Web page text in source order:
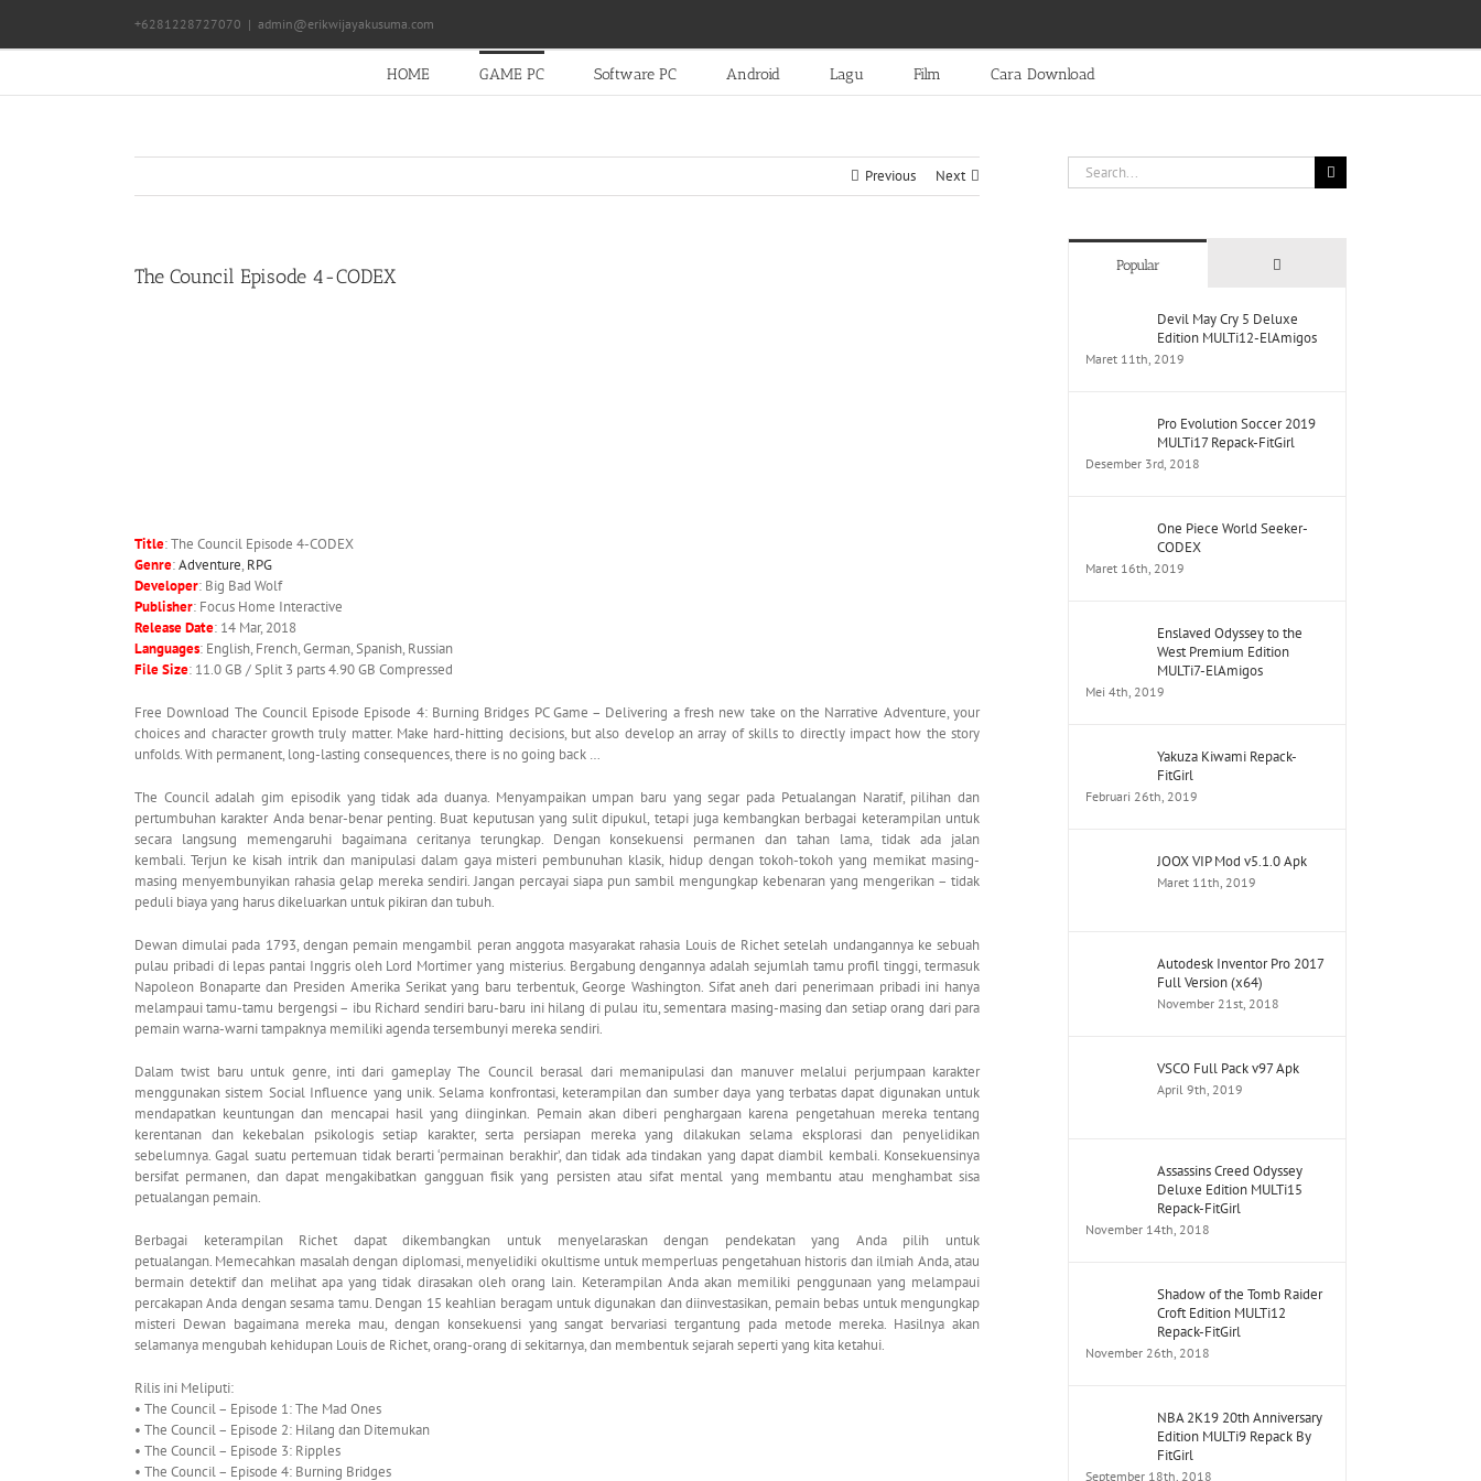
content
+6281228727070 | admin@erikwijayakusuma.com
HOME GAME PC Software PC Android Lagu Film Cara Download
Previous Next
The Council Episode 4-CODEX
Title: The Council Episode 4-CODEX
Genre:Adventure, RPG
Developer: Big Bad Wolf
Publisher: Focus Home Interactive
Release Date: 14 Mar, 2018
Languages: English, French, German, Spanish, Russian
File Size: 11.0 GB / Split 3 parts 4.90 GB Compressed
Free Download The Council Episode Episode 4: Burning Bridges PC Game – Delivering a fresh new take on the Narrative Adventure, your
choices and character growth truly matter. Make hard-hitting decisions, but also develop an array of skills to directly impact how the story
unfolds. With permanent, long-lasting consequences, there is no going back …
The Council adalah gim episodik yang tidak ada duanya. Menyampaikan umpan baru yang segar pada Petualangan Naratif, pilihan dan
pertumbuhan karakter Anda benar-benar penting. Buat keputusan yang sulit dipukul, tetapi juga kembangkan berbagai keterampilan untuk
secara langsung memengaruhi bagaimana ceritanya terungkap. Dengan konsekuensi permanen dan tahan lama, tidak ada jalan
kembali. Terjun ke kisah intrik dan manipulasi dalam gaya misteri pembunuhan klasik, hidup dengan tokoh-tokoh yang memikat masing-
masing menyembunyikan rahasia gelap mereka sendiri. Jangan percayai siapa pun sambil mengungkap kebenaran yang mengerikan – tidak
peduli biaya yang harus dikeluarkan untuk pikiran dan tubuh.
Dewan dimulai pada 1793, dengan pemain mengambil peran anggota masyarakat rahasia Louis de Richet setelah undangannya ke sebuah
pulau pribadi di lepas pantai Inggris oleh Lord Mortimer yang misterius. Bergabung dengannya adalah sejumlah tamu profil tinggi, termasuk
Napoleon Bonaparte dan Presiden Amerika Serikat yang baru terbentuk, George Washington. Sifat aneh dari penerimaan pribadi ini hanya
melampaui tamu-tamu bergengsi – ibu Richard sendiri baru-baru ini hilang di pulau itu, sementara masing-masing dan setiap orang dari para
pemain warna-warni tampaknya memiliki agenda tersembunyi mereka sendiri.
Dalam twist baru untuk genre, inti dari gameplay The Council berasal dari memanipulasi dan manuver melalui perjumpaan karakter
menggunakan sistem Social Influence yang unik. Selama konfrontasi, keterampilan dan sumber daya yang terbatas dapat digunakan untuk
mendapatkan keuntungan dan mencapai hasil yang diinginkan. Pemain akan diberi penghargaan karena pengetahuan mereka tentang
kerentanan dan kekebalan psikologis setiap karakter, serta persiapan mereka yang dilakukan selama eksplorasi dan penyelidikan
sebelumnya. Gagal suatu pertemuan tidak berarti ‘permainan berakhir’, dan tidak ada tindakan yang dapat diambil kembali. Konsekuensinya
bersifat permanen, dan dapat mengakibatkan gangguan fisik yang persisten atau sifat mental yang membantu atau menghambat sisa
petualangan pemain.
Berbagai keterampilan Richet dapat dikembangkan untuk menyelaraskan dengan pendekatan yang Anda pilih untuk
petualangan. Memecahkan masalah dengan diplomasi, menyelidiki okultisme untuk memperluas pengetahuan historis dan ilmiah Anda, atau
bermain detektif dan melihat apa yang tidak dirasakan oleh orang lain. Keterampilan Anda akan memiliki penggunaan yang melampaui
percakapan Anda dengan sesama tamu. Dengan 15 keahlian beragam untuk digunakan dan diinvestasikan, pemain bebas untuk mengungkap
misteri Dewan bagaimana mereka mau, dengan konsekuensi yang sangat bervariasi tergantung pada metode mereka. Hasilnya akan
selamanya mengubah kehidupan Louis de Richet, orang-orang di sekitarnya, dan membentuk sejarah seperti yang kita ketahui.
Rilis ini Meliputi:
• The Council – Episode 1: The Mad Ones
• The Council – Episode 2: Hilang dan Ditemukan
• The Council – Episode 3: Ripples
• The Council – Episode 4: Burning Bridges
Search
for:
Popular Comments
Devil May Cry 5 Deluxe
Edition MULTi12-ElAmigos
Maret 11th, 2019
Pro Evolution Soccer 2019
MULTi17 Repack-FitGirl
Desember 3rd, 2018
One Piece World Seeker-
CODEX
Maret 16th, 2019
Enslaved Odyssey to the
West Premium Edition
MULTi7-ElAmigos
Mei 4th, 2019
Yakuza Kiwami Repack-
FitGirl
Februari 26th, 2019
JOOX VIP Mod v5.1.0 Apk
Maret 11th, 2019
Autodesk Inventor Pro 2017
Full Version (x64)
November 21st, 2018
VSCO Full Pack v97 Apk
April 9th, 2019
Assassins Creed Odyssey
Deluxe Edition MULTi15
Repack-FitGirl
November 14th, 2018
Shadow of the Tomb Raider
Croft Edition MULTi12
Repack-FitGirl
November 26th, 2018
NBA 2K19 20th Anniversary
Edition MULTi9 Repack By
FitGirl
September 18th, 2018